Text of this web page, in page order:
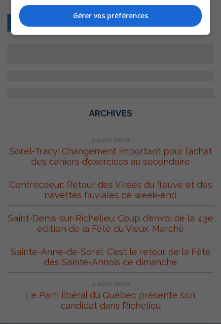
Retour
ARCHIVES
5 août 2026
Sorel-Tracy: Changement important pour l’achat
des cahiers d’exercices au secondaire
Contrecoeur: Retour des Virées du fleuve et des
navettes fluviales ce week-end
Saint-Denis-sur-Richelieu: Coup d’envoi de la 43e
édition de la Fête du Vieux-Marché
Sainte-Anne-de-Sorel: C’est le retour de la Fête
des Sainte-Annois ce dimanche
4 août 2026
Le Parti libéral du Québec présente son
candidat dans Richelieu
Gérer vos préférences